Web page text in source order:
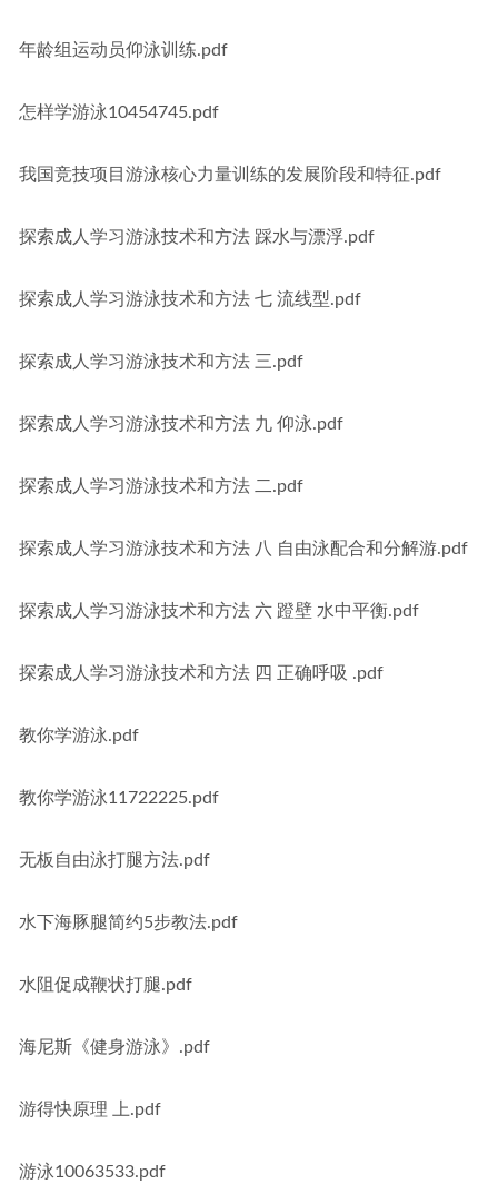
年龄组运动员仰泳训练.pdf
怎样学游泳10454745.pdf
我国竞技项目游泳核心力量训练的发展阶段和特征.pdf
探索成人学习游泳技术和方法 踩水与漂浮.pdf
探索成人学习游泳技术和方法 七 流线型.pdf
探索成人学习游泳技术和方法 三.pdf
探索成人学习游泳技术和方法 九 仰泳.pdf
探索成人学习游泳技术和方法 二.pdf
探索成人学习游泳技术和方法 八 自由泳配合和分解游.pdf
探索成人学习游泳技术和方法 六 蹬壁 水中平衡.pdf
探索成人学习游泳技术和方法 四 正确呼吸 .pdf
教你学游泳.pdf
教你学游泳11722225.pdf
无板自由泳打腿方法.pdf
水下海豚腿简约5步教法.pdf
水阻促成鞭状打腿.pdf
海尼斯《健身游泳》.pdf
游得快原理 上.pdf
游泳10063533.pdf